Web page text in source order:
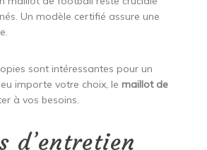
Un modèle certifié assure une
sont intéressantes pour un
importe votre choix, le maillot de
à vos besoins.
d’entretien